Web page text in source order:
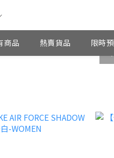
商品 熱賣貨品 限時